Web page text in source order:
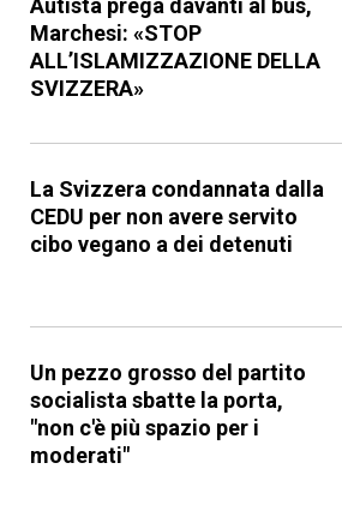
Marchesi: «STOP
ALL’ISLAMIZZAZIONE DELLA
SVIZZERA»
La Svizzera condannata dalla
CEDU per non avere servito
cibo vegano a dei detenuti
Un pezzo grosso del partito
socialista sbatte la porta,
"non c'è più spazio per i
moderati"